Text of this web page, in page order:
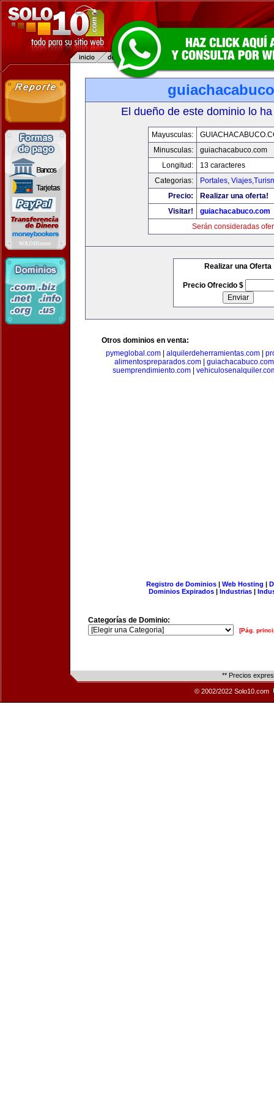
El dueño de este dominio lo
Mayusculas:
Minusculas:
guiachacabuco.com
Longitud:
13 caracteres
Categorias:
Portales,
Precio:
Realizar una oferta!
Visitar!
guiachacabuco.com
Serán consideradas
Realizar una Oferta
Precio Ofrecido $
Otros dominios en venta:
pymeglobal.com| alquilerdeherramientas.com|
alimentospreparados.com| guiachacabuco.com
suemprendimiento.com|
Registro de Dominios| Web Hosting |
Dominios Expirados | Industrias |
Categorías de Dominio:
[Pág.
** Precios
© 2002/2022 Solo10.com